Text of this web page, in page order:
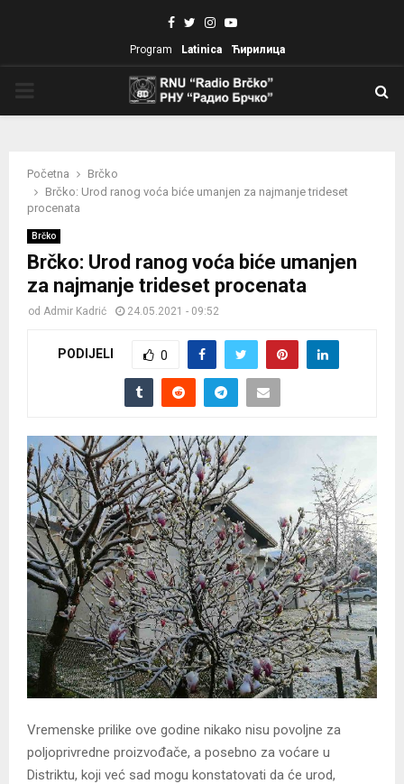
Facebook
TwitterInstagram
Youtube
Program Latinica Ћирилица
Početna
Brčko
Brčko: Urod ranog voća biće umanjen za najmanje trideset
procenata
Brčko
Brčko: Urod ranog voća biće umanjen
za najmanje trideset procenata
od Admir Kadrić 24.05.2021 - 09:52
PODIJELI 0
Vremenske prilike ove godine nikako nisu povoljne za
poljoprivredne proizvođače, a posebno za voćare u
Distriktu, koji već sad mogu konstatovati da će urod,